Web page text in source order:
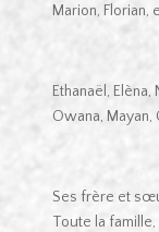
Marion, Florian,
Ethanaël, Elèna,
Owana, Mayan,
Ses frère et
Toute la famille,